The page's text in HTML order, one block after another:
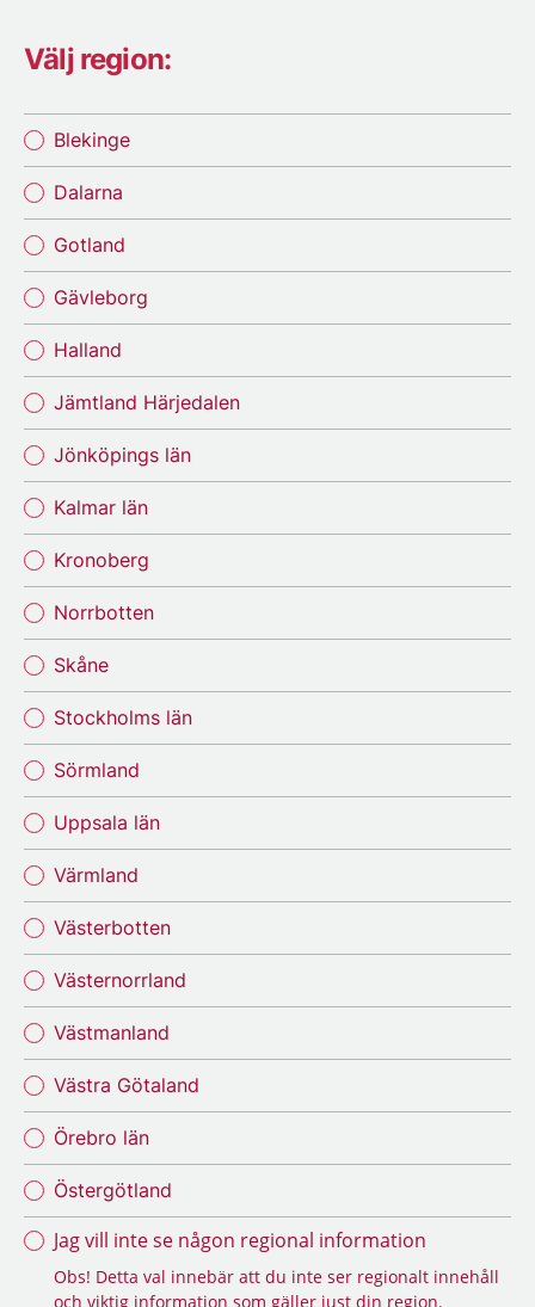
Välj region:
Blekinge
Dalarna
Gotland
Gävleborg
Halland
Jämtland Härjedalen
Jönköpings län
Kalmar län
Kronoberg
Norrbotten
Skåne
Stockholms län
Sörmland
Uppsala län
Värmland
Västerbotten
Västernorrland
Västmanland
Västra Götaland
Örebro län
Östergötland
Jag vill inte se någon regional information
Obs! Detta val innebär att du inte ser regionalt innehåll
och viktig information som gäller just din region.